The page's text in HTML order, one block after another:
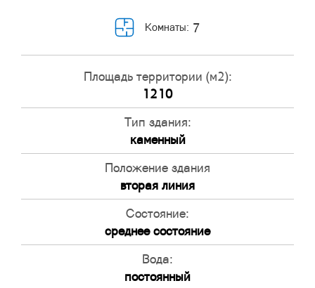
Комнаты: 7
Площадь территории (м2):
1210
Тип здания:
каменный
Положение здания
вторая линия
Состояние:
среднее состояние
Вода:
постоянный